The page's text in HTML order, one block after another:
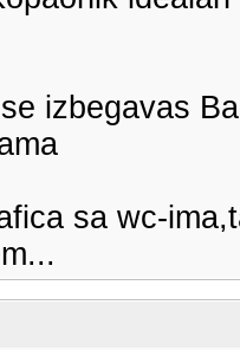
izbegavas
sa wc-